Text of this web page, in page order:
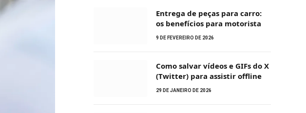
Entrega de peças para carro:
os benefícios para motorista
9 DE FEVEREIRO DE 2026
Como salvar vídeos e GIFs do X
(Twitter) para assistir offline
29 DE JANEIRO DE 2026